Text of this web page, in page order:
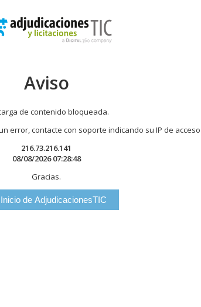
Aviso
de contenido bloqueada.
error, contacte con soporte indicando su IP de
216.73.216.141
08/08/2026 07:28:48
Gracias.